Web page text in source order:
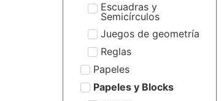
Escuadras y
Semicírculos
Juegos de geometría
Reglas
Papeles
Papeles y Blocks